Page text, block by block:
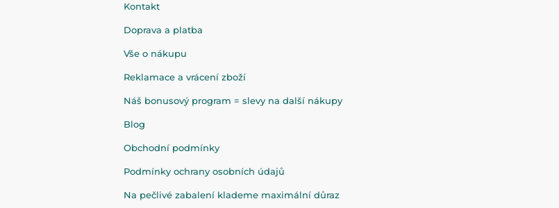
Kontakt
Doprava a platba
Vše o nákupu
Reklamace a vrácení zboží
Náš bonusový program = slevy na další nákupy
Blog
Obchodní podmínky
Podmínky ochrany osobních údajů
Na pečlivé zabalení klademe maximální důraz